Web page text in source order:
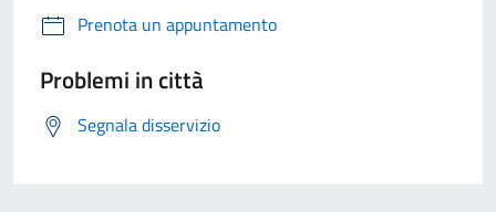
Prenota un appuntamento
Problemi in città
Segnala disservizio